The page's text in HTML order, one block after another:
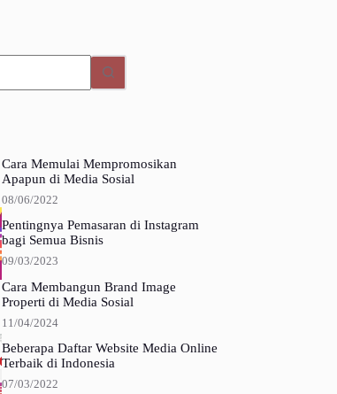
Cara Memulai Mempromosikan
Apapun di Media Sosial
08/06/2022
Pentingnya Pemasaran di Instagram
bagi Semua Bisnis
09/03/2023
Cara Membangun Brand Image
Properti di Media Sosial
11/04/2024
Beberapa Daftar Website Media Online
Terbaik di Indonesia
07/03/2022